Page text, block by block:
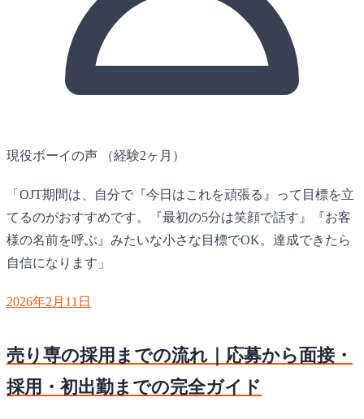
現役ボーイの声 （経験2ヶ月）
「OJT期間は、自分で『今日はこれを頑張る』って目標を立
てるのがおすすめです。『最初の5分は笑顔で話す』『お客
様の名前を呼ぶ』みたいな小さな目標でOK。達成できたら
自信になります」
2026年2月11日
売り専の採用までの流れ｜応募から面接・
採用・初出勤までの完全ガイド